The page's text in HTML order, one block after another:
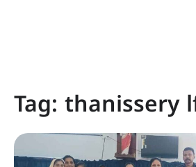
Tag: thanissery